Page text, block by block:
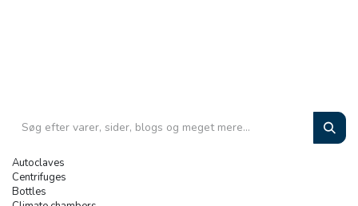
Autoclaves
Centrifuges
Bottles